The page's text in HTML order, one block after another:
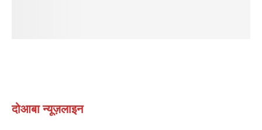
दोआबा न्यूज़लाइन